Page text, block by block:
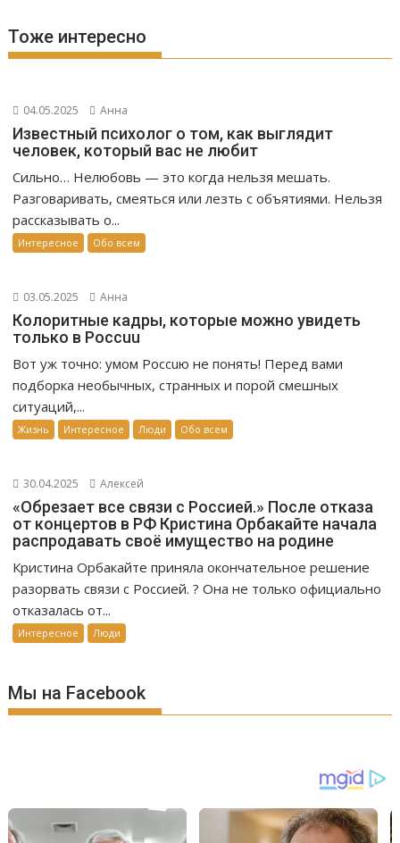
Тоже интересно
04.05.2025 Анна
Известный психолог о том, как выглядит
человек, который вас не любит
Сильно… Нелюбовь — это когда нельзя мешать.
Разговаривать, смеяться или лезть с объятиями. Нельзя
рассказывать о...
Интересное Обо всем
03.05.2025 Анна
Колоритные кадры, которые можно увидеть
только в Россuu
Вот уж точно: умом Россuю не понять! Перед вами
подборка необычных, странных и порой смешных
ситуаций,...
Жизнь Интересное Люди Обо всем
30.04.2025 Алексей
«Обрезает все связи с Россией.» После отказа
от концертов в РФ Кристина Орбакайте начала
распродавать своё имущество на родине
Кристина Орбакайте приняла окончательное решение
разорвать связи с Россией. ? Она не только официально
отказалась от...
Интересное Люди
Мы на Facebook